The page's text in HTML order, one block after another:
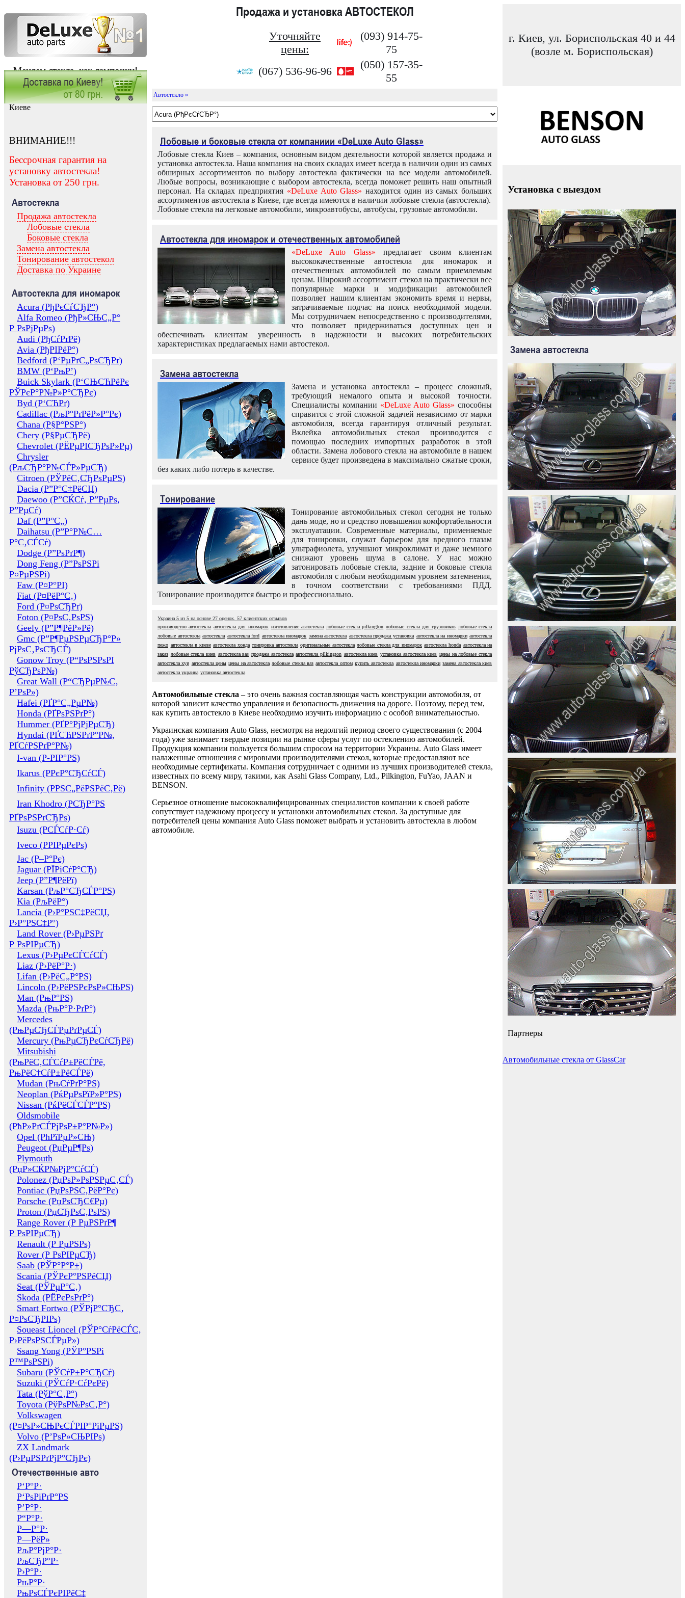
Меняем стекла, как лампочки!
Продажа и установка АВТОСТЕКОЛ
Уточняйте
цены:
(093) 914-75-
75
(067) 536-96-96
(050) 157-35-
55
г. Киев, ул. Бориспольская 40 и 44
(возле м. Бориспольская)
Заказать установку автостекла в
Киеве
ВНИМАНИЕ!!!
Бессрочная гарантия на
установку автостекла!
Установка от 250 грн.
Автостекла
Продажа автостекла
Лобовые стекла
Боковые стекла
Замена автостекла
Тонирование автостекол
Доставка по Украине
Автостекла для иномарок
Acura (РђРєСѓСЂР°)
Alfa Romeo (РђР»СЊС„Р°
Р РѕРјРµРѕ)
Audi (РђСѓРґРё)
Avia (РђРІРёР°)
Bedford (Р‘РµРґС„РѕСЂРґ)
BMW (Р‘РњР’)
Buick Skylark (Р‘СЊСЋРёРє
РЎРєР°Р№Р»Р°СЂРє)
Byd (Р‘СЋРґ)
Cadillac (РљР°РґРёР»Р°Рє)
Chana (Р§Р°РЅР°)
Chery (Р§РµСЂРё)
Chevrolet (РЁРµРІСЂРѕР»Рµ)
Chrysler
(РљСЂР°Р№СЃР»РµСЂ)
Citroen (РЎРёС‚СЂРѕРµРЅ)
Dacia (Р”Р°С‡РёСЏ)
Daewoo (Р”СЌСѓ, Р”РµРѕ,
Р”РµСѓ)
Daf (Р”Р°С„)
Daihatsu (Р”Р°Р№С…
Р°С‚СЃСѓ)
Dodge (Р”РѕРґР¶)
Dong Feng (Р”РѕРЅРі
Р¤РµРЅРі)
Faw (Р¤Р°РІ)
Fiat (Р¤РёР°С‚)
Ford (Р¤РѕСЂРґ)
Foton (Р¤РѕС‚РѕРЅ)
Geely (Р”Р¶РёР»Рё)
Gmc (Р”Р¶РµРЅРµСЂР°Р»
РјРѕС‚РѕСЂСЃ)
Gonow Troy (Р“РѕРЅРѕРІ
РўСЂРѕР№)
Great Wall (Р“СЂРµР№С‚
Р’РѕР»)
Hafei (РҐР°С„РµР№)
Honda (РҐРѕРЅРґР°)
Hummer (РҐР°РјРјРµСЂ)
Hyndai (РҐСЋРЅРґР°Р№,
РҐСѓРЅРґР°Р№)
I-van (Р-РІР°РЅ)
Ikarus (РРєР°СЂСѓСЃ)
Infinity (РРЅС„РёРЅРёС‚Рё)
Iran Khodro (РСЂР°РЅ
РҐРѕРЅРґСЂРѕ)
Isuzu (РСЃСѓР·Сѓ)
Iveco (РРІРµРєРѕ)
Jac (Р–Р°Рє)
Jaguar (РЇРіСѓР°СЂ)
Jeep (Р”Р¶РёРї)
Karsan (РљР°СЂСЃР°РЅ)
Kia (РљРёР°)
Lancia (Р›Р°РЅС‡РёСЏ,
Р›Р°РЅС‡Р°)
Land Rover (Р›РµРЅРґ
Р РѕРІРµСЂ)
Lexus (Р›РµРєСЃСѓСЃ)
Liaz (Р›РёР°Р·)
Lifan (Р›РёС„Р°РЅ)
Lincoln (Р›РёРЅРєРѕР»СЊРЅ)
Man (РњР°РЅ)
Mazda (РњР°Р·РґР°)
Mercedes
(РњРµСЂСЃРµРґРµСЃ)
Mercury (РњРµСЂРєСѓСЂРё)
Mitsubishi
(РњРёС‚СЃСѓР±РёСЃРё,
РњРёС†СѓР±РёСЃРё)
Mudan (РњСѓРґР°РЅ)
Neoplan (РќРµРѕРїР»Р°РЅ)
Nissan (РќРёСЃСЃР°РЅ)
Oldsmobile
(РћР»РґСЃРјРѕР±Р°Р№Р»)
Opel (РћРїРµР»СЊ)
Peugeot (РџРµР¶Рѕ)
Plymouth
(РџР»СЌР№РјР°СѓСЃ)
Polonez (РџРѕР»РѕРЅРµС‚СЃ)
Pontiac (РџРѕРЅС‚РёР°Рє)
Porsche (РџРѕСЂС€Рµ)
Proton (РџСЂРѕС‚РѕРЅ)
Range Rover (Р РµРЅРґР¶
Р РѕРІРµСЂ)
Renault (Р РµРЅРѕ)
Rover (Р РѕРІРµСЂ)
Saab (РЎР°Р°Р±)
Scania (РЎРєР°РЅРёСЏ)
Seat (РЎРµР°С‚)
Skoda (РЁРєРѕРґР°)
Smart Fortwo (РЎРјР°СЂС‚
Р¤РѕСЂРІРѕ)
Soueast Lioncel (РЎР°СѓРёСЃС‚
Р›РёРѕРЅСЃРµР»)
Ssang Yong (РЎР°РЅРі
Р™РѕРЅРі)
Subaru (РЎСѓР±Р°СЂСѓ)
Suzuki (РЎСѓР·СѓРєРё)
Tata (РўР°С‚Р°)
Toyota (РўРѕР№РѕС‚Р°)
Volkswagen
(Р¤РѕР»СЊРєСЃРІР°РіРµРЅ)
Volvo (Р’РѕР»СЊРІРѕ)
ZX Landmark
(Р›РµРЅРґРјР°СЂРє)
Отечественные авто
Р‘Р°Р·
Р‘РѕРіРґР°РЅ
Р’Р°Р·
Р“Р°Р·
Р—Р°Р·
Р—РёР»
РљР°РјР°Р·
РљСЂР°Р·
Р›Р°Р·
РњР°Р·
РњРѕСЃРєРІРёС‡
Автостекло »
Лобовые и боковые стекла от компаниии «DeLuxe Auto Glass»
Лобовые стекла Киев – компания, основным видом деятельности которой является продажа и
установка автостекла. Наша компания на своих складах имеет всегда в наличии один из самых
обширных ассортиментов по выбору автостекла фактически на все модели автомобилей.
Любые вопросы, возникающие с выбором автостекла, всегда поможет решить наш опытный
персонал. На складах предприятия «DeLuxe Auto Glass» находится один из самых больших
ассортиментов автостекла в Киеве, где всегда имеются в наличии лобовые стекла (автостекла).
Лобовые стекла на легковые автомобили, микроавтобусы, автобусы, грузовые автомобили.
Автостекла для иномарок и отечественных автомобилей
«DeLuxe Auto Glass» предлагает своим клиентам
высококачественные автостекла для иномарок и
отечественных автомобилей по самым приемлемым
ценам. Широкий ассортимент стекол на практически все
популярные марки и модификации автомобилей
позволяет нашим клиентам экономить время и нервы,
затрачиваемые подчас на поиск необходимой модели.
Мы сотрудничаем непосредственно с производителями,
что позволяет придерживаться доступных цен и
обеспечивать клиентам уверенность в надежности и высоких потребительских
характеристиках предлагаемых нами автостекол.
Замена автостекла
Замена и установка автостекла – процесс сложный,
требующий немалого опыта и высокой точности.
Специалисты компании «DeLuxe Auto Glass» способны
справится с этой сложной задачей независимо от марки
автомобиля, всегда гарантируя отличный результат.
Вклейка автомобильных стекол производится с
помощью последних импортных разработок в этой
области. Замена лобового стекла на автомобиле в нашем
сервисе будет произведена в максимально сжатые сроки,
без каких либо потерь в качестве.
Тонирование
Тонирование автомобильных стекол сегодня не только
дань моде, но и средство повышения комфортабельности
эксплуатации. Современные материалы, применяемые
для тонировки, служат барьером для вредного глазам
ультрафиолета, улучшают микроклимат и даже немного
снижают уровень шума в салоне. У нас можно
затонировать лобовые стекла, задние и боковые стекла
автомобиля с любым необходимым уровнем затемнения,
в точном соответствии с требованиями ПДД.
Тонирование производится быстро и профессионально.
Украина 5 из 5 на основе 27 оценок. 57 клиентских отзывов
производство автостекла автостекла для иномарок изготовление автостекла лобовые стекла pilkington лобовые стекла для грузовиков лобовые стекла
лобовые автостекла автостекла автостекла ford автостекла иномарок замена автостекла автостекла продажа установка автостекла на иномарки автостекла
пежо автостекла в киеве автостекла хонда тонировка автостекла оригинальные автостекла лобовые стекла для иномарок автостекла honda автостекла на
заказ лобовые стекла киев автостекла ваз продажа автостекла автостекла pilkington автостекла киев установка автостекла киев цены на лобовые стекла
автостекла xyg автостекла цены цены на автостекла лобовые стекла ваз автостекла оптом купить автостекла автостекла иномарки замена автостекла киев
автостекла украина установка автостекла
Автомобильные стекла – это очень важная составляющая часть конструкции автомобиля, от
которой зависит качество управления и безопасность движения на дороге. Поэтому, перед тем,
как купить автостекло в Киеве необходимо изучить информацию с особой внимательностью.
Украинская компания Auto Glass, несмотря на недолгий период своего существования (с 2004
года) уже занимает твердые позиции на рынке сферы услуг по остеклению автомобилей.
Продукция компании пользуется большим спросом на территории Украины. Auto Glass имеет
налаженные отношения с мировыми производителями стекол, которые предоставляют все
необходимые сертификаты. Компания сотрудничает с одними из лучших производителей стекла,
известных по всему миру, такими, как Asahi Glass Company, Ltd., Pilkington, FuYao, JAAN и
BENSON.
Серьезное отношение высококвалифицированных специалистов компании к своей работе
сопутствует надежному процессу и установки автомобильных стекол. За доступные для
потребителей цены компания Auto Glass поможет выбрать и установить автостекла в любом
автомобиле.
Установка с выездом
Замена автостекла
Партнеры
Автомобильные стекла от GlassCar